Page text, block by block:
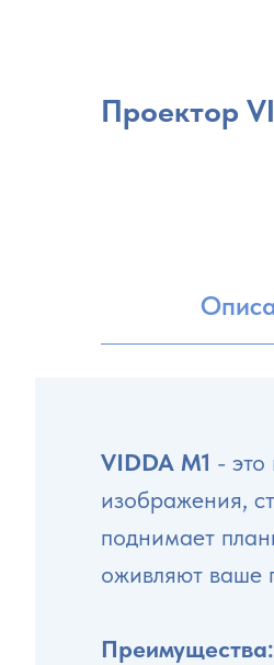
Проектор
VIDDA M1 - это
изображения,
поднимает
оживляют ваше
Преимущества: